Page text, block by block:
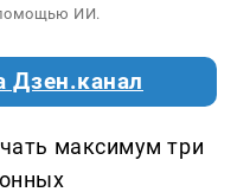
ИИ.
Дзен.канал
максимум три